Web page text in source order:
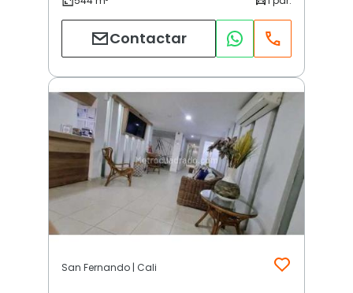
Contactar
San Fernando | Cali